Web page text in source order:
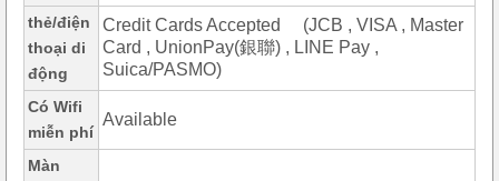
thẻ/điện
thoại di
động
Credit Cards Accepted (JCB , VISA , Master
Card , UnionPay(銀聯) , LINE Pay ,
Suica/PASMO)
Có Wifi
miễn phí
Available
Màn